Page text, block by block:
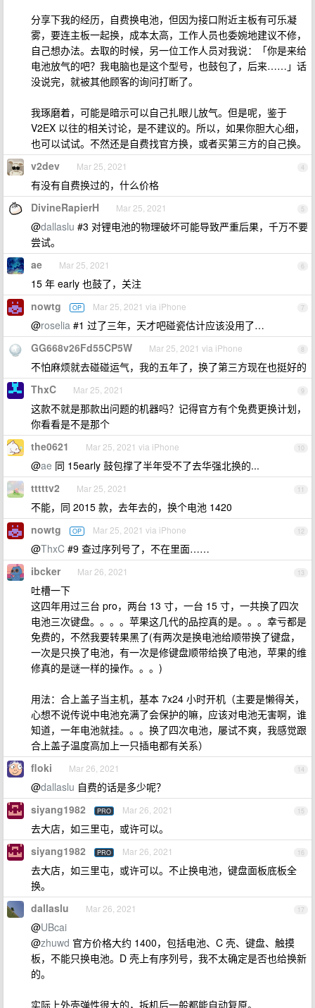
分享下我的经历，自费换电池，但因为接口附近主板有可乐凝
雾，要连主板一起换，成本太高，工作人员也委婉地建议不修，
自己想办法。去取的时候，另一位工作人员对我说：「你是来给
电池放气的吧？我电脑也是这个型号，也鼓包了，后来……」话
没说完，就被其他顾客的询问打断了。
我琢磨着，可能是暗示可以自己扎眼儿放气。但是呢，鉴于
V2EX 以往的相关讨论，是不建议的。所以，如果你胆大心细，
也可以试试。不然还是自费找官方换，或者买第三方的自己换。
4
v2dev Mar 25, 2021
有没有自费换过的，什么价格
5
DivineRapierH Mar 25, 2021
@dallaslu #3 对锂电池的物理破坏可能导致严重后果，千万不要
尝试。
6
ae Mar 25, 2021
15 年 early 也鼓了，关注
7
nowtg OP Mar 25, 2021 via iPhone
@roselia #1 过了三年，天才吧碰瓷估计应该没用了…
8
GG668v26Fd55CP5W Mar 25, 2021 via iPhone
不怕麻烦就去碰碰运气，我的五年了，换了第三方现在也挺好的
9
ThxC Mar 25, 2021
这款不就是那款出问题的机器吗？记得官方有个免费更换计划，
你看看是不是那个
10
the0621 Mar 25, 2021 via iPhone
@ae 同 15early 鼓包撑了半年受不了去华强北换的...
11
tttttv2 Mar 25, 2021
不能，同 2015 款，去年去的，换个电池 1420
12
nowtg OP Mar 25, 2021 via iPhone
@ThxC #9 查过序列号了，不在里面……
13
ibcker Mar 26, 2021
吐槽一下
这四年用过三台 pro，两台 13 寸，一台 15 寸，一共换了四次
电池三次键盘。。。。苹果这几代的品控真的是。。。幸亏都是
免费的，不然我要转果黑了(有两次是换电池给顺带换了键盘，
一次是只换了电池，有一次是修键盘顺带给换了电池，苹果的维
修真的是谜一样的操作。。。)
用法：合上盖子当主机，基本 7x24 小时开机（主要是懒得关，
心想不说传说中电池充满了会保护的嘛，应该对电池无害啊，谁
知道，一年电池就挂。。。换了四次电池，屡试不爽，我感觉跟
合上盖子温度高加上一只插电都有关系）
14
floki Mar 26, 2021
@dallaslu 自费的话是多少呢？
15
siyang1982 PRO Mar 26, 2021
去大店，如三里屯，或许可以。
16
siyang1982 PRO Mar 26, 2021
去大店，如三里屯，或许可以。不止换电池，键盘面板底板全
换。
17
dallaslu Mar 26, 2021
@UBcai
@zhuwd 官方价格大约 1400，包括电池、C 壳、键盘、触摸
板，不能只换电池。D 壳上有序列号，我不太确定是否也给换新
的。
实际上外壳弹性很大的，拆机后一般都能自动复原。